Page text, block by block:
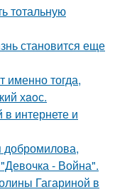
тотальную
становится еще
именно тогда,
хaoс.
интернете и
добромилова,
- Война".
Гагариной в